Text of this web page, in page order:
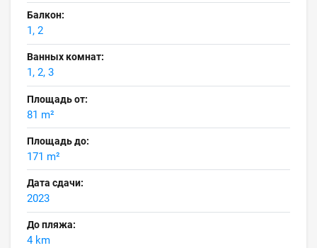
Балкон:
1, 2
Ванных комнат:
1, 2, 3
Площадь от:
81 m²
Площадь до:
171 m²
Дата сдачи:
2023
До пляжа:
4 km